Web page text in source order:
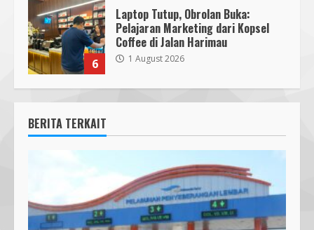
6
Laptop Tutup, Obrolan Buka:
Pelajaran Marketing dari Kopsel
Coffee di Jalan Harimau
1 August 2026
BERITA TERKAIT